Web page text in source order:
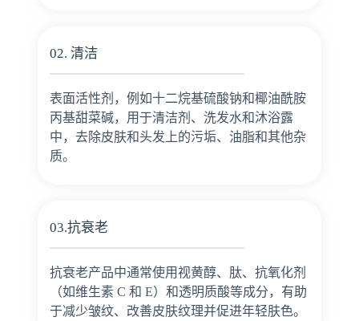
02. 清洁
表面活性剂，例如十二烷基硫酸钠和椰油酰胺
丙基甜菜碱，用于清洁剂、洗发水和沐浴露
中，去除皮肤和头发上的污垢、油脂和其他杂
质。
03.抗衰老
抗衰老产品中通常使用视黄醇、肽、抗氧化剂
（如维生素 C 和 E）和透明质酸等成分，有助
于减少皱纹、改善皮肤纹理并促进年轻肤色。